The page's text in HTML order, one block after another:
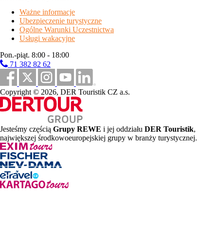
Ważne informacje
Ubezpieczenie turystyczne
Ogólne Warunki Uczestnictwa
Usługi wakacyjne
Pon.-piąt. 8:00 - 18:00
71 382 82 62
Copyright © 2026, DER Touristik CZ a.s.
Jesteśmy częścią Grupy REWE i jej oddziału DER Touristik,
największej środkowoeuropejskiej grupy w branży turystycznej.